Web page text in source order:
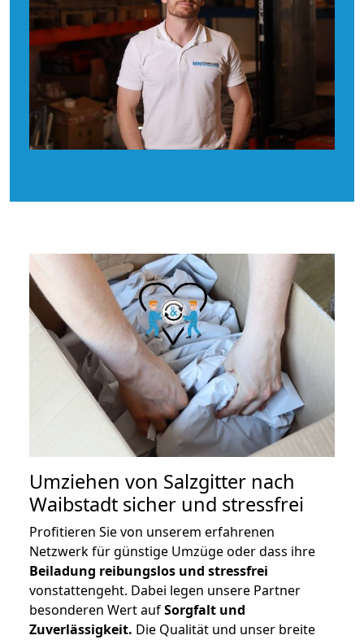
Umziehen von Salzgitter nach
Waibstadt sicher und stressfrei
Profitieren Sie von unserem erfahrenen
Netzwerk für günstige Umzüge oder dass ihre
Beiladung reibungslos und stressfrei
vonstattengeht. Dabei legen unsere Partner
besonderen Wert aufSorgfalt und
Zuverlässigkeit. Die Qualität und unser breite